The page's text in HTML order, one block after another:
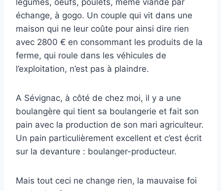
échange, à gogo. Un couple qui vit dans une
maison qui ne leur coûte pour ainsi dire rien
avec 2800 € en consommant les produits de la
ferme, qui roule dans les véhicules de
l’exploitation, n’est pas à plaindre.
A Sévignac, à côté de chez moi, il y a une
boulangère qui tient sa boulangerie et fait son
pain avec la production de son mari agriculteur.
Un pain particulièrement excellent et c’est écrit
sur la devanture : boulanger-producteur.
Mais tout ceci ne change rien, la mauvaise foi